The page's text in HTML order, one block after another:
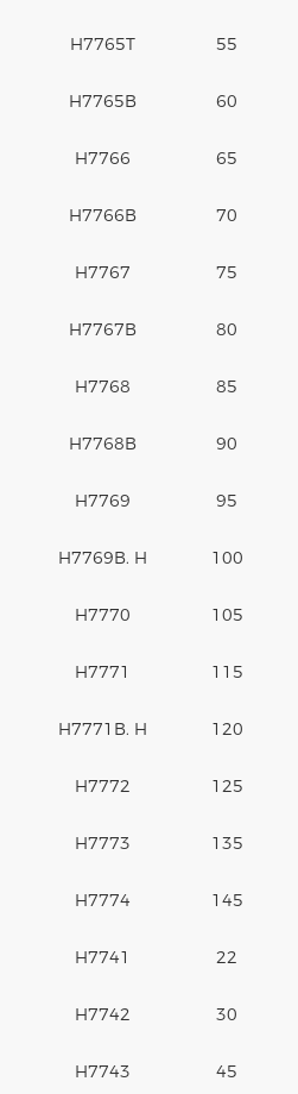
H7765T 55
H7765B 60
H7766 65
H7766B 70
H7767 75
H7767B 80
H7768 85
H7768B 90
H7769 95
H7769B. H 100
H7770 105
H7771 115
H7771B. H 120
H7772 125
H7773 135
H7774 145
H7741 22
H7742 30
H7743 45